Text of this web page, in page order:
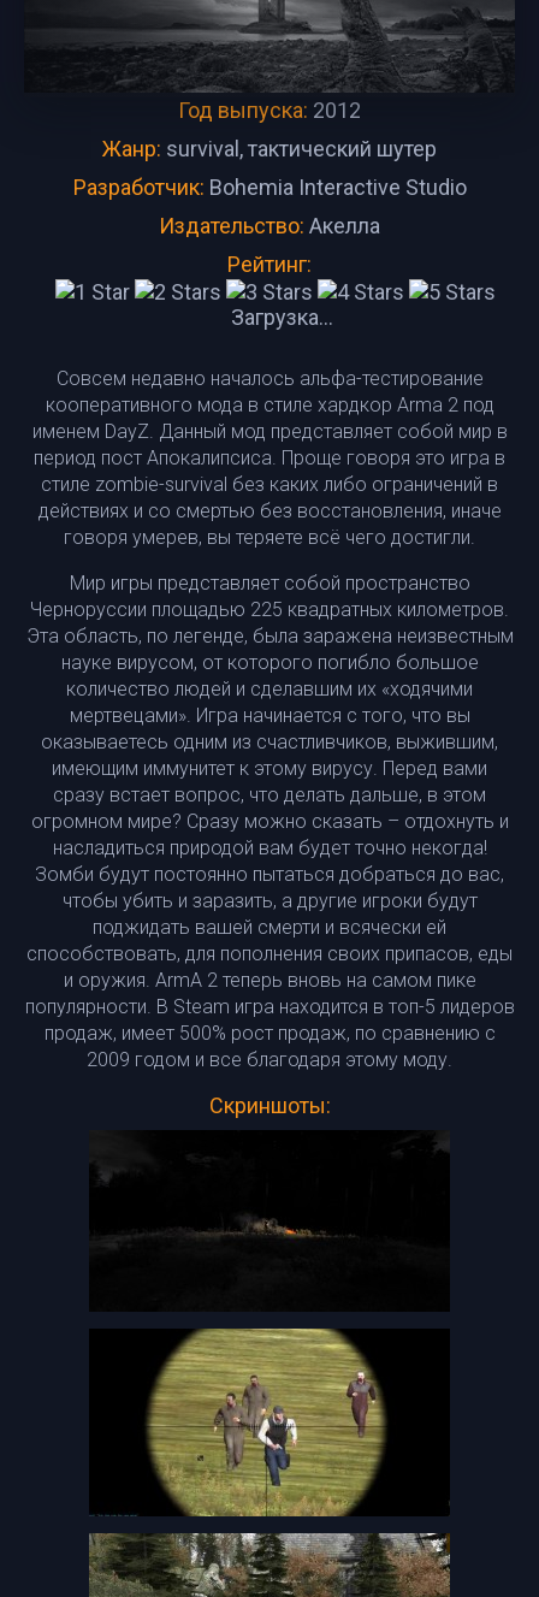
Год выпуска: 2012
Жанр: survival, тактический шутер
Разработчик: Bohemia Interactive Studio
Издательство: Акелла
Рейтинг:
Загрузка...
Совсем недавно началось альфа-тестирование
кооперативного мода в стиле хардкор Arma 2 под
именем DayZ. Данный мод представляет собой мир в
период пост Апокалипсиса. Проще говоря это игра в
стиле zombie-survival без каких либо ограничений в
действиях и со смертью без восстановления, иначе
говоря умерев, вы теряете всё чего достигли.
Мир игры представляет собой пространство
Черноруссии площадью 225 квадратных километров.
Эта область, по легенде, была заражена неизвестным
науке вирусом, от которого погибло большое
количество людей и сделавшим их «ходячими
мертвецами». Игра начинается с того, что вы
оказываетесь одним из счастливчиков, выжившим,
имеющим иммунитет к этому вирусу. Перед вами
сразу встает вопрос, что делать дальше, в этом
огромном мире? Сразу можно сказать – отдохнуть и
насладиться природой вам будет точно некогда!
Зомби будут постоянно пытаться добраться до вас,
чтобы убить и заразить, а другие игроки будут
поджидать вашей смерти и всячески ей
способствовать, для пополнения своих припасов, еды
и оружия. ArmA 2 теперь вновь на самом пике
популярности. В Steam игра находится в топ-5 лидеров
продаж, имеет 500% рост продаж, по сравнению с
2009 годом и все благодаря этому моду.
Скриншоты: